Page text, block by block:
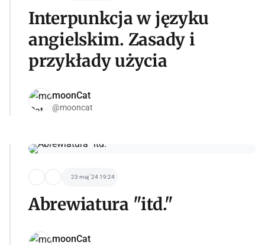
Interpunkcja w języku
angielskim. Zasady i
przykłady użycia
moonCat
@mooncat
23 maj '24 19:24
Abrewiatura "itd."
moonCat